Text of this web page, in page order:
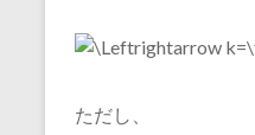
ただし、